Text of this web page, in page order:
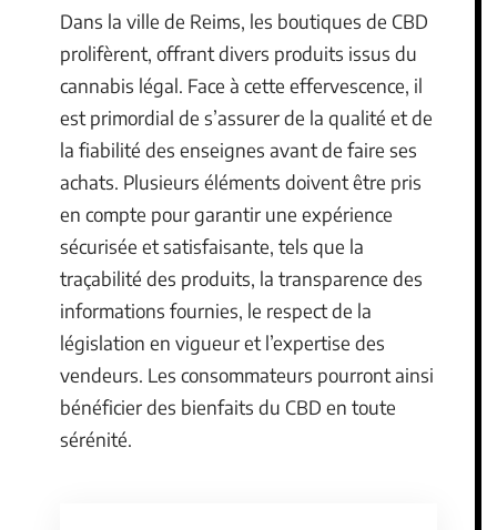
Dans la ville de Reims, les boutiques de CBD
prolifèrent, offrant divers produits issus du
cannabis légal. Face à cette effervescence, il
est primordial de s’assurer de la qualité et de
la fiabilité des enseignes avant de faire ses
achats. Plusieurs éléments doivent être pris
en compte pour garantir une expérience
sécurisée et satisfaisante, tels que la
traçabilité des produits, la transparence des
informations fournies, le respect de la
législation en vigueur et l’expertise des
vendeurs. Les consommateurs pourront ainsi
bénéficier des bienfaits du CBD en toute
sérénité.